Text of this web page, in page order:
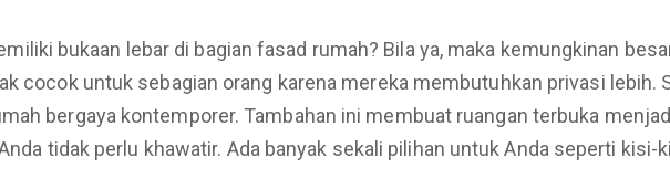
bukaan lebar di bagian fasad rumah? Bila ya, maka kemungkinan
cocok untuk sebagian orang karena mereka membutuhkan privasi lebih.
bergaya kontemporer. Tambahan ini membuat ruangan terbuka
tidak perlu khawatir. Ada banyak sekali pilihan untuk Anda seperti kisi-